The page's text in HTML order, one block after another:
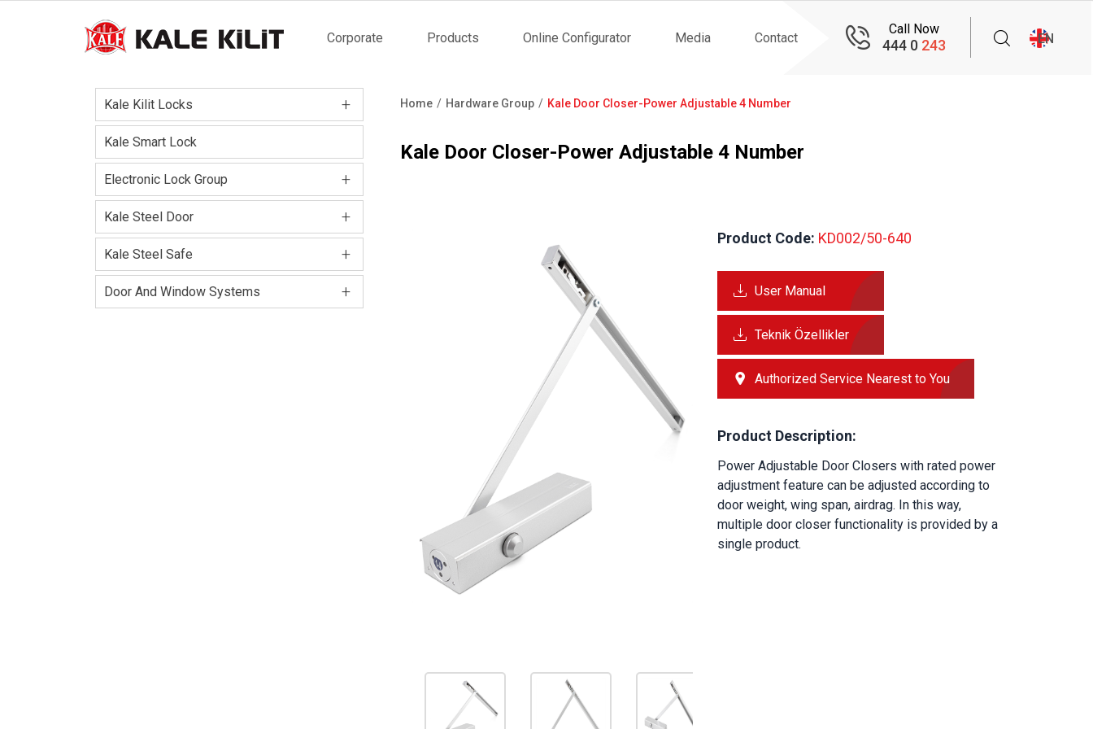
Main
navigation
Corporate Products Online Configurator Media Contact
Call Now
444 0 243 EN
+
Kale Kilit Locks
Kale Smart Lock
+
Electronic Lock Group
+
Kale Steel Door
+
Kale Steel Safe
+
Door And Window Systems
Home Hardware Group Kale Door Closer-Power Adjustable 4 Number
Kale Door Closer-Power Adjustable 4 Number
Product Code: KD002/50-640
User Manual
Teknik Özellikler
Authorized Service Nearest to You
Product Description:
Power Adjustable Door Closers with rated power
adjustment feature can be adjusted according to
door weight, wing span, airdrag. In this way,
multiple door closer functionality is provided by a
single product.